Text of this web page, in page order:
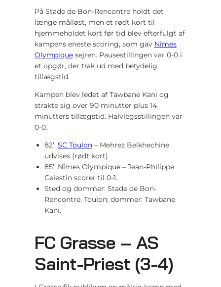
På Stade de Bon-Rencontre holdt det
længe målløst, men et rødt kort til
hjemmeholdet kort før tid blev efterfulgt af
kampens eneste scoring, som gav Nîmes
Olympique sejren. Pausestillingen var 0-0 i
et opgør, der trak ud med betydelig
tillægstid.
Kampen blev ledet af Tawbane Kani og
strakte sig over 90 minutter plus 14
minutters tillægstid. Halvlegsstillingen var
0-0.
82’: SC Toulon – Mehrez Belkhechine
udvises (rødt kort).
85’: Nîmes Olympique – Jean-Philippe
Celestin scorer til 0-1.
Sted og dommer: Stade de Bon-
Rencontre, Toulon; dommer: Tawbane
Kani.
FC Grasse – AS
Saint-Priest (3-4)